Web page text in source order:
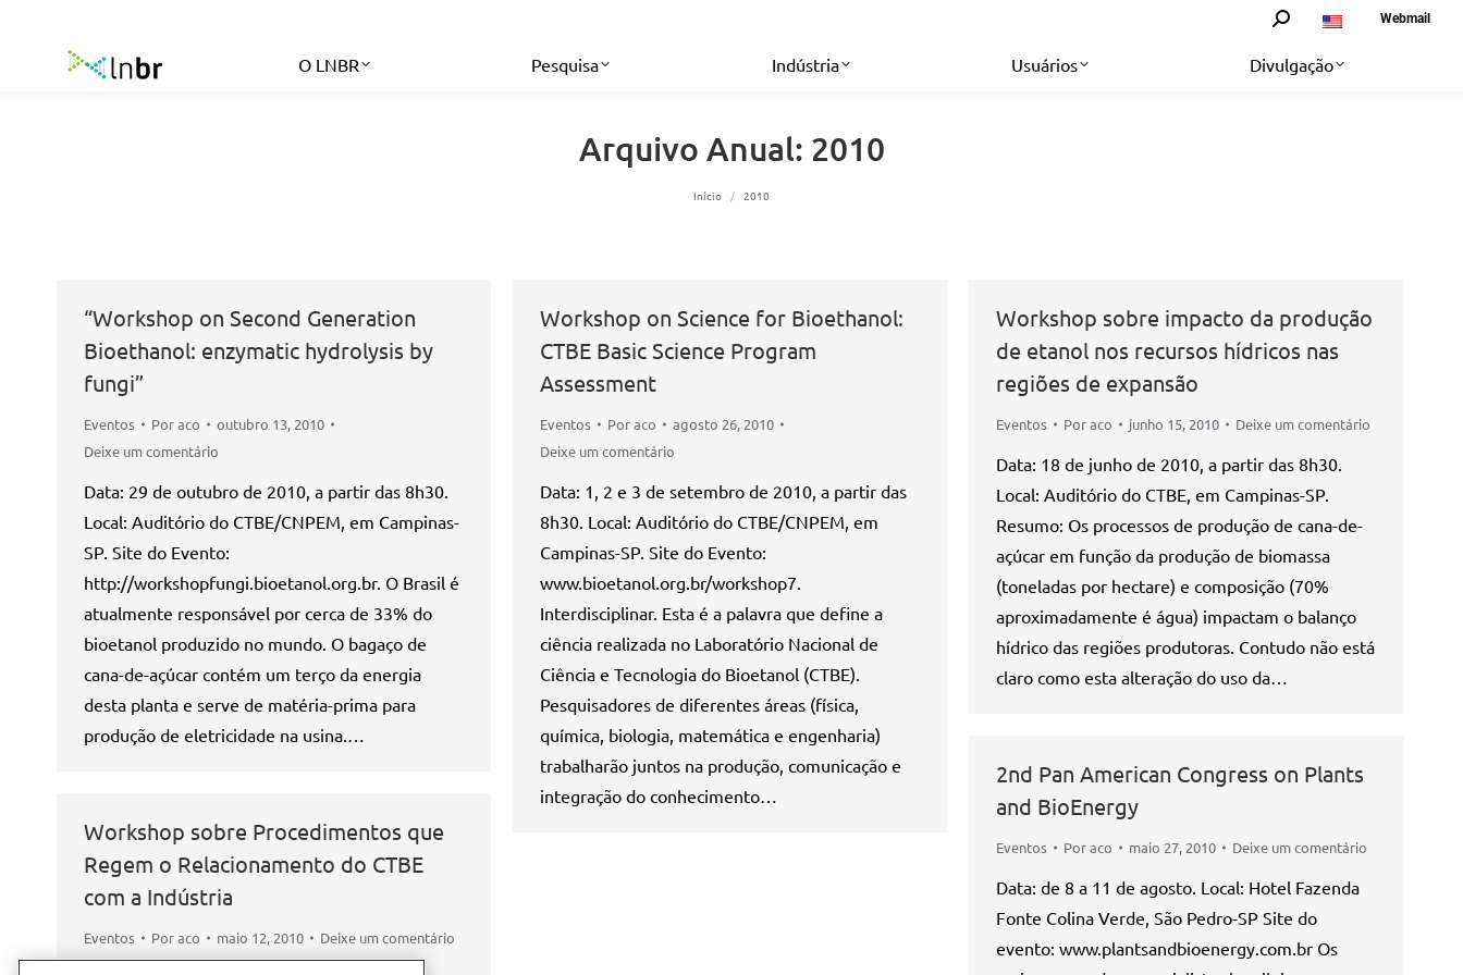
Search: Webmail
O LNBR Pesquisa Indústria Usuários Divulgação
Arquivo Anual: 2010
Você está aqui:
Início 2010
“Workshop on Second Generation
Bioethanol: enzymatic hydrolysis by
fungi”
Eventos Poraco
outubro 13, 2010
Deixe um comentário
Data: 29 de outubro de 2010, a partir das 8h30.
Local: Auditório do CTBE/CNPEM, em Campinas-
SP. Site do Evento:
http://workshopfungi.bioetanol.org.br. O Brasil é
atualmente responsável por cerca de 33% do
bioetanol produzido no mundo. O bagaço de
cana-de-açúcar contém um terço da energia
desta planta e serve de matéria-prima para
produção de eletricidade na usina.…
Workshop on Science for Bioethanol:
CTBE Basic Science Program
Assessment
Eventos Poraco
agosto 26, 2010
Deixe um comentário
Data: 1, 2 e 3 de setembro de 2010, a partir das
8h30. Local: Auditório do CTBE/CNPEM, em
Campinas-SP. Site do Evento:
www.bioetanol.org.br/workshop7.
Interdisciplinar. Esta é a palavra que define a
ciência realizada no Laboratório Nacional de
Ciência e Tecnologia do Bioetanol (CTBE).
Pesquisadores de diferentes áreas (física,
química, biologia, matemática e engenharia)
trabalharão juntos na produção, comunicação e
integração do conhecimento…
Workshop sobre impacto da produção
de etanol nos recursos hídricos nas
regiões de expansão
Eventos Poraco junho 15, 2010 Deixe um comentário
Data: 18 de junho de 2010, a partir das 8h30.
Local: Auditório do CTBE, em Campinas-SP.
Resumo: Os processos de produção de cana-de-
açúcar em função da produção de biomassa
(toneladas por hectare) e composição (70%
aproximadamente é água) impactam o balanço
hídrico das regiões produtoras. Contudo não está
claro como esta alteração do uso da…
2nd Pan American Congress on Plants
and BioEnergy
Eventos Poraco maio 27, 2010 Deixe um comentário
Data: de 8 a 11 de agosto. Local: Hotel Fazenda
Fonte Colina Verde, São Pedro-SP Site do
evento: www.plantsandbioenergy.com.br Os
Workshop sobre Procedimentos que
Regem o Relacionamento do CTBE
com a Indústria
Eventos Poraco maio 12, 2010 Deixe um comentário